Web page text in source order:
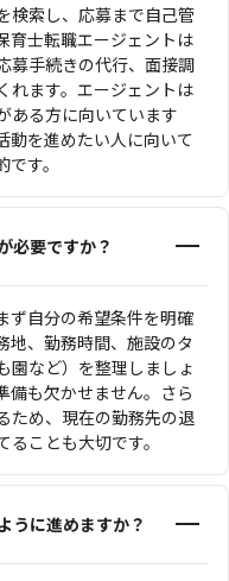
検索し、応募まで自己管
育士転職エージェントは
募手続きの代行、面接調
れます。エージェントは
ある方に向いています
動を進めたい人に向いて
す。
必要ですか？
ず自分の希望条件を明確
地、勤務時間、施設のタ
園など）を整理しましょ
備も欠かせません。さら
ため、現在の勤務先の退
ことも大切です。
うに進めますか？